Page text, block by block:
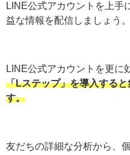
LINE公式アカウントを上
益な情報を配信しましょう。
LINE公式アカウントを更に
「Lステップ」を導入する
す。
友だちの詳細な分析から、